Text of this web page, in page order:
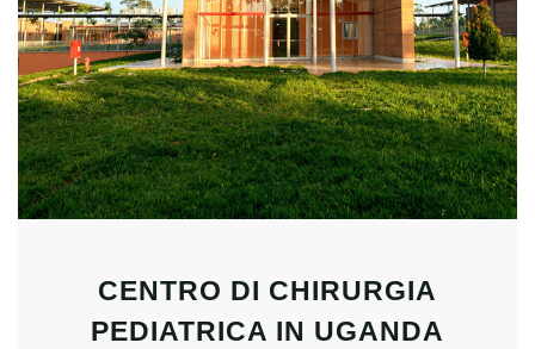
CENTRO DI CHIRURGIA
PEDIATRICA IN UGANDA